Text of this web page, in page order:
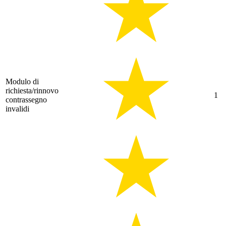
Modulo di
richiesta/rinnovo
contrassegno
invalidi
1